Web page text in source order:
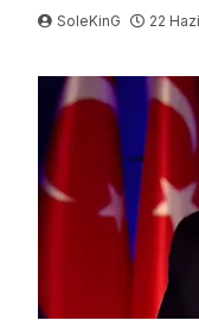
SoleKinG 22